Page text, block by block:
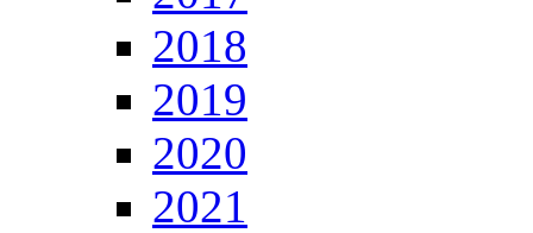
2018
2019
2020
2021